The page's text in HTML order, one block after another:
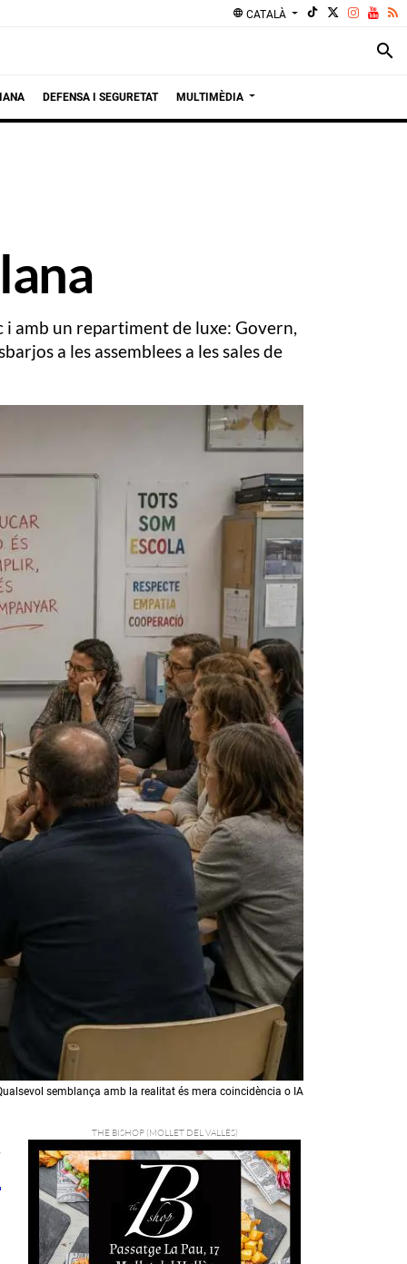
language CATALÀ
search
DEFENSA I SEGURETAT MULTIMÈDIA
i amb un repartiment de luxe: Govern,
a les assemblees a les sales de
semblança amb la realitat és mera coincidència o IA